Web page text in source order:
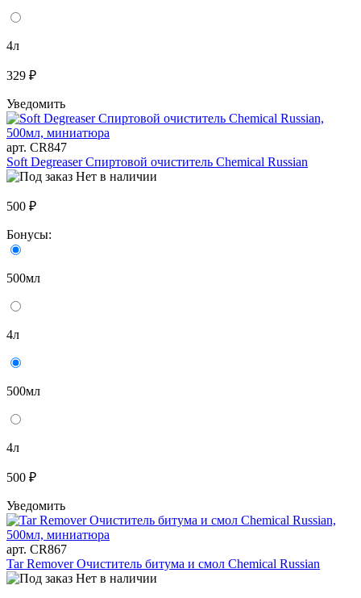
4л
329 ₽
Уведомить
арт. CR847
Soft Degreaser Спиртовой очиститель Chemical Russian
Нет в наличии
500 ₽
Бонусы:
500мл
4л
500мл
4л
500 ₽
Уведомить
арт. CR867
Tar Remover Очиститель битума и смол Chemical Russian
Нет в наличии